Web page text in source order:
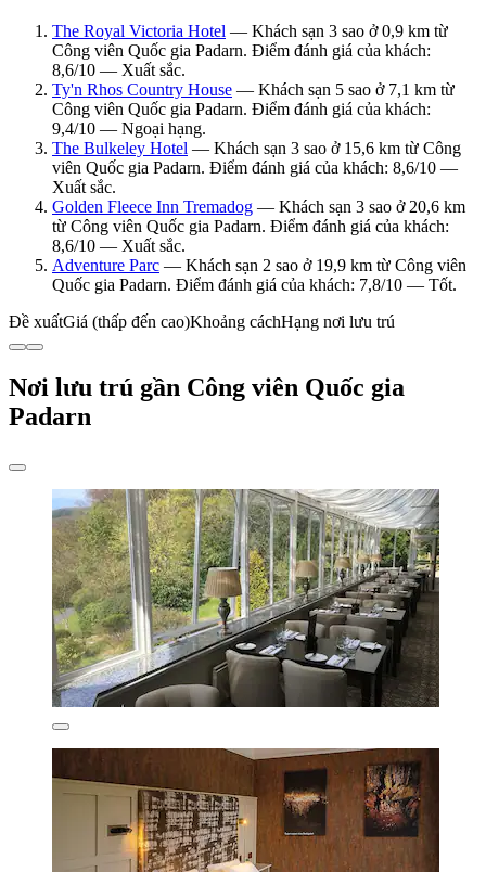
The Royal Victoria Hotel — Khách sạn 3 sao ở 0,9 km từ
Công viên Quốc gia Padarn. Điểm đánh giá của khách:
8,6/10 — Xuất sắc.
Ty'n Rhos Country House — Khách sạn 5 sao ở 7,1 km từ
Công viên Quốc gia Padarn. Điểm đánh giá của khách:
9,4/10 — Ngoại hạng.
The Bulkeley Hotel — Khách sạn 3 sao ở 15,6 km từ Công
viên Quốc gia Padarn. Điểm đánh giá của khách: 8,6/10 —
Xuất sắc.
Golden Fleece Inn Tremadog — Khách sạn 3 sao ở 20,6 km
từ Công viên Quốc gia Padarn. Điểm đánh giá của khách:
8,6/10 — Xuất sắc.
Adventure Parc — Khách sạn 2 sao ở 19,9 km từ Công viên
Quốc gia Padarn. Điểm đánh giá của khách: 7,8/10 — Tốt.
Đề xuấtGiá (thấp đến cao)Khoảng cáchHạng nơi lưu trú
Nơi lưu trú gần Công viên Quốc gia
Padarn